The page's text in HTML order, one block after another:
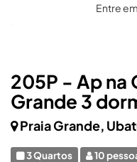
205P - Ap na
Grande 3
Praia Grande,
3 Quartos 10
Entre